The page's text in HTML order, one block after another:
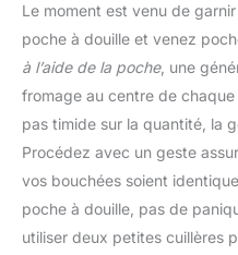
Le moment est venu de
poche à douille et venez
à l’aide de la poche, une
fromage au centre de
pas timide sur la quantité, la
Procédez avec un geste
vos bouchées soient
poche à douille, pas de
utiliser deux petites cuillères